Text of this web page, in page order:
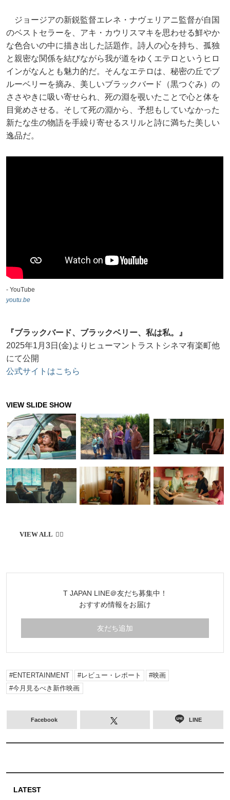
ジョージアの新鋭監督エレネ・ナヴェリアニ監督が自国
のベストセラーを、アキ・カウリスマキを思わせる鮮やか
な色合いの中に描き出した話題作。詩人の心を持ち、孤独
と親密な関係を結びながら我が道をゆくエテロというヒロ
インがなんとも魅力的だ。そんなエテロは、秘密の丘でブ
ルーベリーを摘み、美しいブラックバード（黒つぐみ）の
ささやきに吸い寄せられ、死の淵を覗いたことで心と体を
目覚めさせる。そして死の淵から、予想もしていなかった
新たな生の物語を手繰り寄せるスリルと詩に満ちた美しい
逸品だ。
- YouTube
youtu.be
『ブラックバード、ブラックベリー、私は私。』
2025年1月3日(金)よりヒューマントラストシネマ有楽町他
にて公開
公式サイトはこちら
T JAPAN LINE＠友だち募集中！
おすすめ情報をお届け
友だち追加
ENTERTAINMENT レビュー・レポート
映画
今月見るべき新作映画
Facebook LINE
LATEST